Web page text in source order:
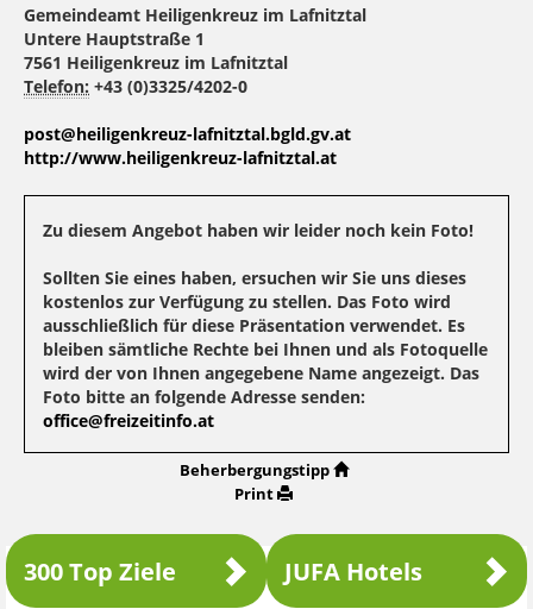
Gemeindeamt Heiligenkreuz im Lafnitztal
Untere Hauptstraße 1
7561 Heiligenkreuz im Lafnitztal
Telefon: +43 (0)3325/4202-0
post@heiligenkreuz-lafnitztal.bgld.gv.at
http://www.heiligenkreuz-lafnitztal.at
Zu diesem Angebot haben wir leider noch kein Foto!
Sollten Sie eines haben, ersuchen wir Sie uns dieses
kostenlos zur Verfügung zu stellen. Das Foto wird
ausschließlich für diese Präsentation verwendet. Es
bleiben sämtliche Rechte bei Ihnen und als Fotoquelle
wird der von Ihnen angegebene Name angezeigt. Das
Foto bitte an folgende Adresse senden:
office@freizeitinfo.at
Beherbergungstipp
Print
300 Top Ziele JUFA Hotels